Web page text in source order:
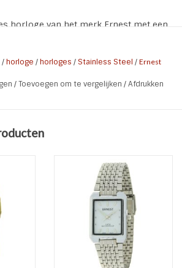
horloge van het merk Ernest met een
prijs. Combineer met een
Staal
Stainless Steel (roestvrij staal)
- Spatwater dicht
/horloge /horloges / Stainless Steel / Ernest
/Toevoegen om te vergelijken /Afdrukken